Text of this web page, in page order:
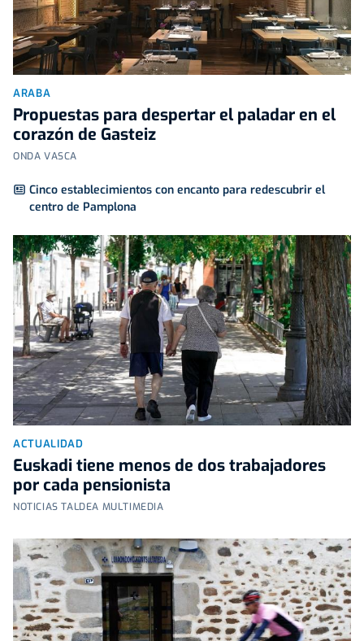
ARABA
Propuestas para despertar el paladar en el
corazón de Gasteiz
ONDA VASCA
Cinco establecimientos con encanto para redescubrir el
centro de Pamplona
ACTUALIDAD
Euskadi tiene menos de dos trabajadores
por cada pensionista
NOTICIAS TALDEA MULTIMEDIA